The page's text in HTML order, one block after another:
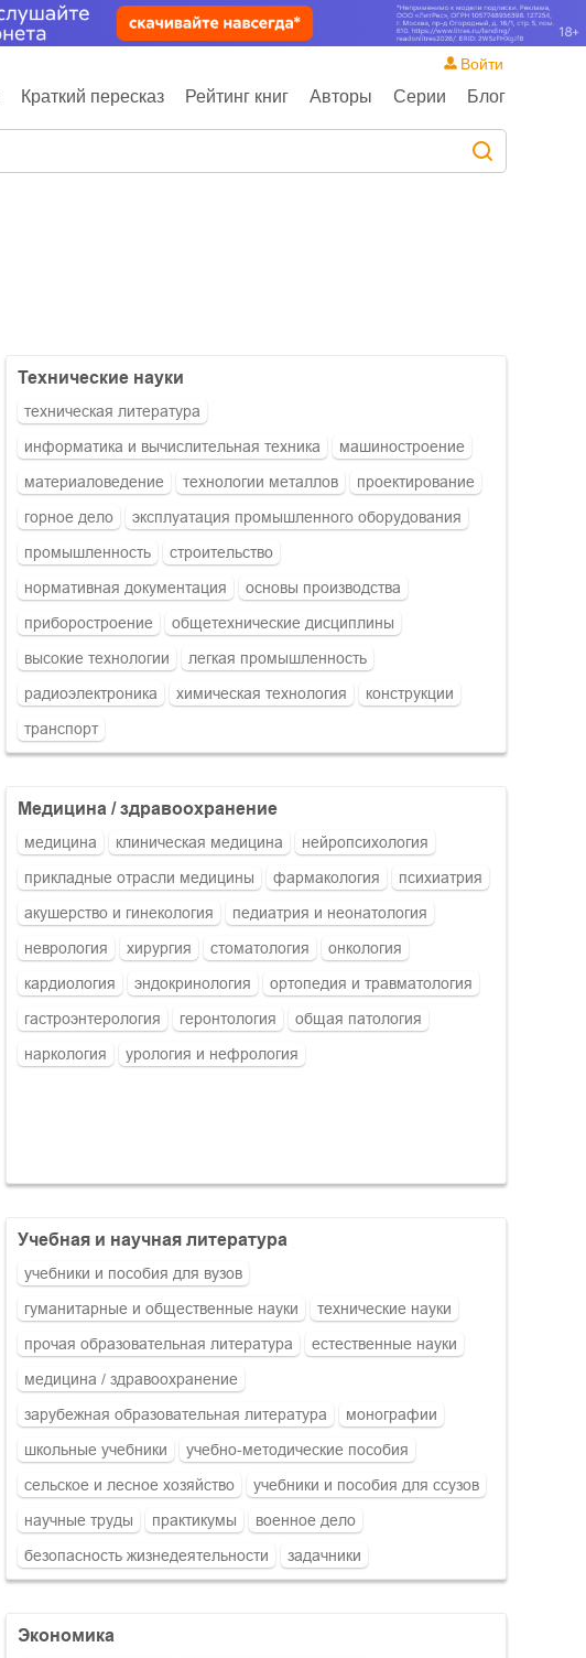
Краткий пересказ Рейтинг книг Авторы Серии Блог
Войти
технические науки
техническая литература
информатика и вычислительная техника
машиностроение
материаловедение
технологии металлов
проектирование
горное дело
эксплуатация промышленного оборудования
промышленность
строительство
нормативная документация
основы производства
приборостроение
общетехнические дисциплины
высокие технологии
легкая промышленность
радиоэлектроника
химическая технология
конструкции
транспорт
медицина / здравоохранение
медицина клиническая медицина
нейропсихология
прикладные отрасли медицины
фармакология
психиатрия
акушерство и гинекология
педиатрия и неонатология
неврология
хирургия стоматология
онкология
кардиология
эндокринология
ортопедия и травматология
гастроэнтерология
геронтология
общая патология
наркология
урология и нефрология
учебная и научная литература
учебники и пособия для вузов
гуманитарные и общественные науки
технические науки
прочая образовательная литература
естественные науки
медицина / здравоохранение
зарубежная образовательная литература
монографии
школьные учебники
учебно-методические пособия
сельское и лесное хозяйство
учебники и пособия для ссузов
научные труды
практикумы
военное дело
безопасность жизнедеятельности
задачники
экономика